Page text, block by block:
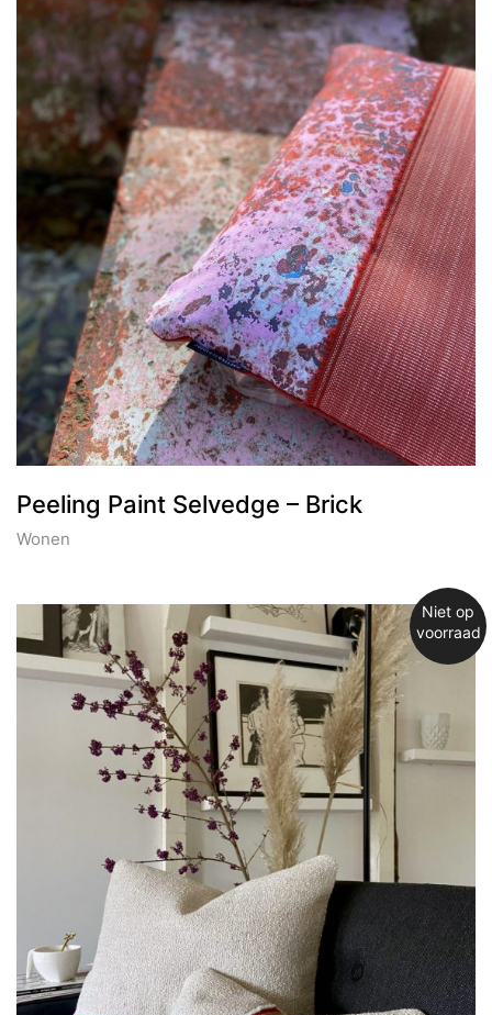
Peeling Paint Selvedge – Brick
Wonen
Niet op
voorraad